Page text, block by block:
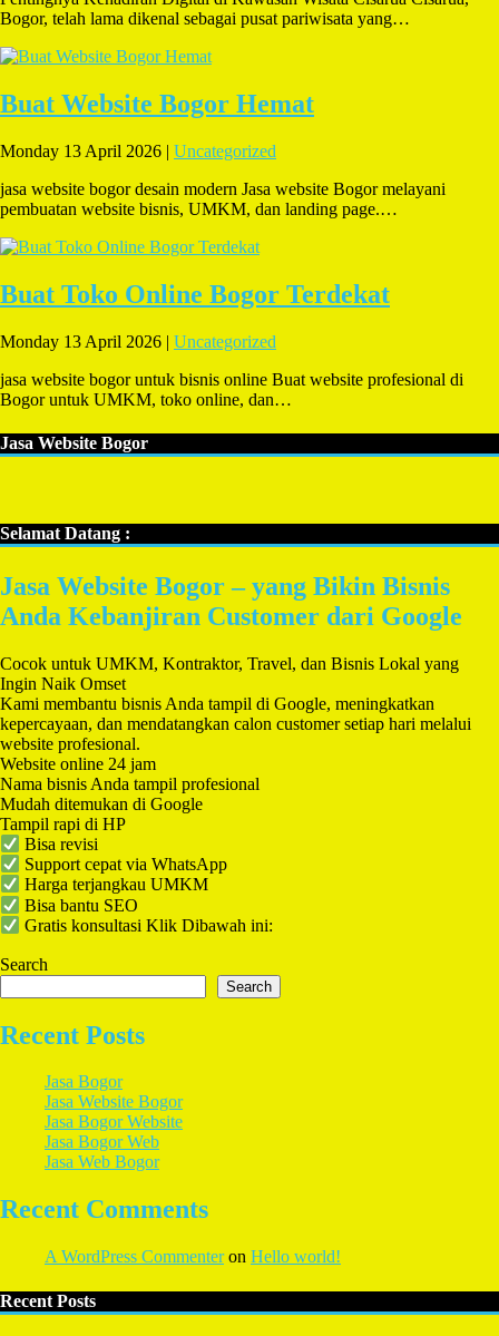
Bogor, telah lama dikenal sebagai pusat pariwisata yang…
Buat Website Bogor Hemat
Monday 13 April 2026 | Uncategorized
jasa website bogor desain modern Jasa website Bogor melayani
pembuatan website bisnis, UMKM, dan landing page.…
Buat Toko Online Bogor Terdekat
Monday 13 April 2026 | Uncategorized
jasa website bogor untuk bisnis online Buat website profesional di
Bogor untuk UMKM, toko online, dan…
Jasa Website Bogor
Selamat Datang :
Jasa Website Bogor – yang Bikin Bisnis
Anda Kebanjiran Customer dari Google
Cocok untuk UMKM, Kontraktor, Travel, dan Bisnis Lokal yang
Ingin Naik Omset
Kami membantu bisnis Anda tampil di Google, meningkatkan
kepercayaan, dan mendatangkan calon customer setiap hari melalui
website profesional.
Website online 24 jam
Nama bisnis Anda tampil profesional
Mudah ditemukan di Google
Tampil rapi di HP
Bisa revisi
Support cepat via WhatsApp
Harga terjangkau UMKM
Bisa bantu SEO
Gratis konsultasi Klik Dibawah ini:
Search
Search
Recent Posts
Jasa Bogor
Jasa Website Bogor
Jasa Bogor Website
Jasa Bogor Web
Jasa Web Bogor
Recent Comments
A WordPress Commenteron Hello world!
Recent Posts